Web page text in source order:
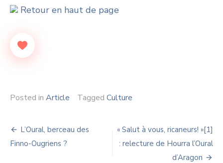
Retour en haut de page
Posted in Article Tagged Culture
Navigation
de
L’Oural, berceau des
Finno-Ougriens ?
« Salut à vous, ricaneurs! »[1]
: relecture de Hourra l’Oural
d’Aragon